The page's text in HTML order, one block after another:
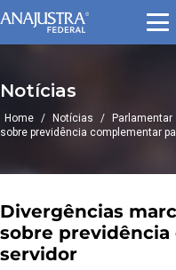
Notícias
Home / Notícias / Parlamentar
sobre previdência complementar
Divergências
sobre
servidor